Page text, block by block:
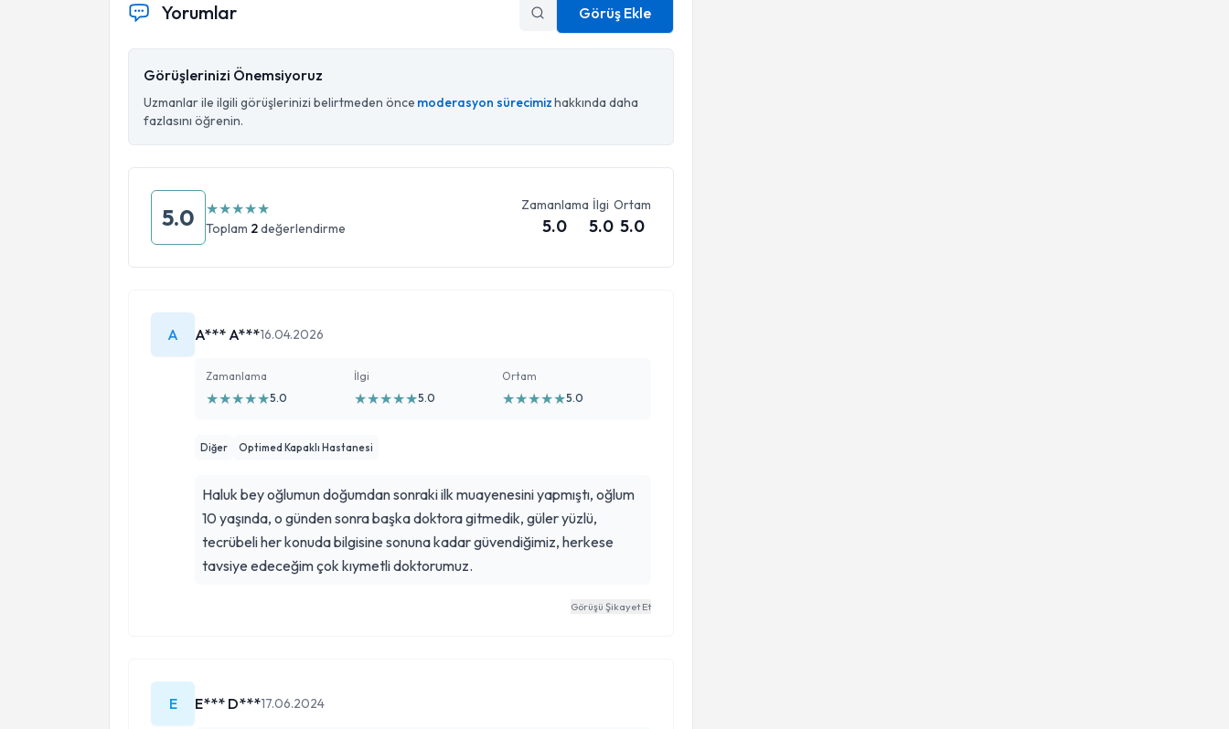
Yorumlar Görüş Ekle
Görüşlerinizi Önemsiyoruz
Uzmanlar ile ilgili görüşlerinizi belirtmeden önce moderasyon sürecimizhakkında daha
fazlasını öğrenin.
5.0 ★★★★★
Toplam 2değerlendirme
Zamanlama
5.0
İlgi
5.0
Ortam
5.0
A A*** A***16.04.2026
Zamanlama
★★★★★5.0
İlgi
★★★★★5.0
Ortam
★★★★★5.0
Diğer Optimed Kapaklı Hastanesi
Haluk bey oğlumun doğumdan sonraki ilk muayenesini yapmıştı, oğlum
10 yaşında, o günden sonra başka doktora gitmedik, güler yüzlü,
tecrübeli her konuda bilgisine sonuna kadar güvendiğimiz, herkese
tavsiye edeceğim çok kıymetli doktorumuz.
Görüşü Şikayet Et
E E*** D***17.06.2024